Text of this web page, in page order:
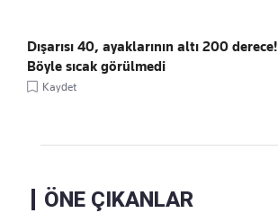
Dışarısı 40, ayaklarının altı 200 derece!
Böyle sıcak görülmedi
Kaydet
ÖNE ÇIKANLAR